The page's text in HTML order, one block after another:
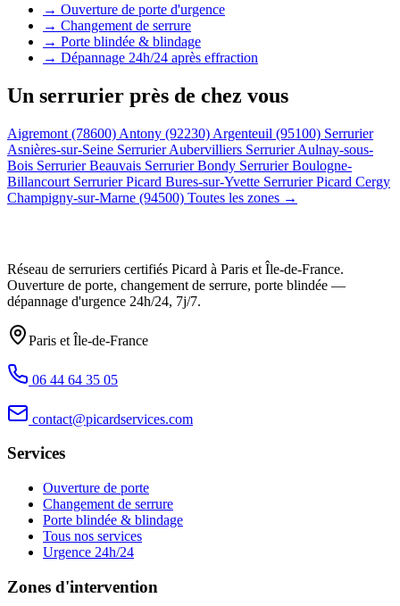
→ Ouverture de porte d'urgence
→ Changement de serrure
→ Porte blindée & blindage
→ Dépannage 24h/24 après effraction
Un serrurier près de chez vous
Aigremont (78600) Antony (92230) Argenteuil (95100) Serrurier
Asnières-sur-Seine Serrurier Aubervilliers Serrurier Aulnay-sous-
Bois Serrurier Beauvais Serrurier Bondy Serrurier Boulogne-
Billancourt Serrurier Picard Bures-sur-Yvette Serrurier Picard Cergy
Champigny-sur-Marne (94500) Toutes les zones →
Réseau de serruriers certifiés Picard à Paris et Île-de-France.
Ouverture de porte, changement de serrure, porte blindée —
dépannage d'urgence 24h/24, 7j/7.
Paris et Île-de-France
06 44 64 35 05
contact@picardservices.com
Services
Ouverture de porte
Changement de serrure
Porte blindée & blindage
Tous nos services
Urgence 24h/24
Zones d'intervention